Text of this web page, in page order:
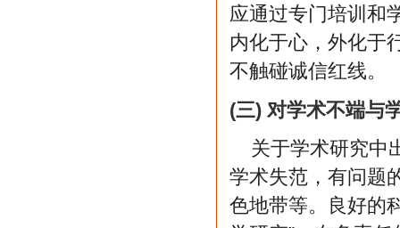
应通过专门培训和
内化于心，外化于
不触碰诚信红线。
(三) 对学术不端与
关于学术研究中
学术失范，有问题
色地带等。良好的